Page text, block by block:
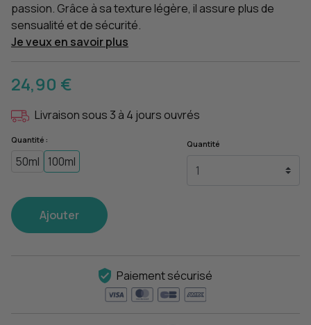
passion. Grâce à sa texture légère, il assure plus de
sensualité et de sécurité.
Je veux en savoir plus
24,90 €
Livraison sous 3 à 4 jours ouvrés
Quantité :
50ml 100ml
Quantité
Ajouter
Paiement sécurisé